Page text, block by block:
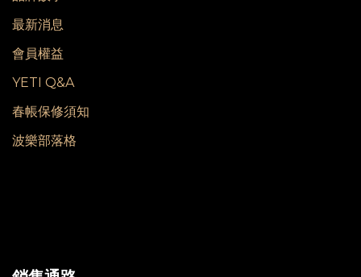
最新消息
會員權益
YETI Q&A
春帳保修須知
波樂部落格